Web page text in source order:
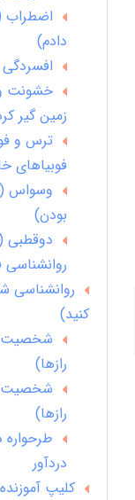
اضطراب
دادم)
خشونت
زمین گیر
ترس و
فوبیاهای
وسواس
بودن)
دوقطبی
روانشناسی
روانشناسی
کنید)
شخصیت
رازها)
شخصیت
رازها)
طرحواره
دردآور
کلیپ